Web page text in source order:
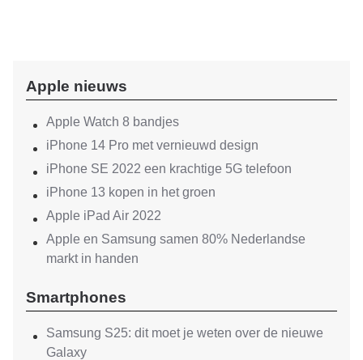
Apple nieuws
Apple Watch 8 bandjes
iPhone 14 Pro met vernieuwd design
iPhone SE 2022 een krachtige 5G telefoon
iPhone 13 kopen in het groen
Apple iPad Air 2022
Apple en Samsung samen 80% Nederlandse
markt in handen
Smartphones
Samsung S25: dit moet je weten over de nieuwe
Galaxy